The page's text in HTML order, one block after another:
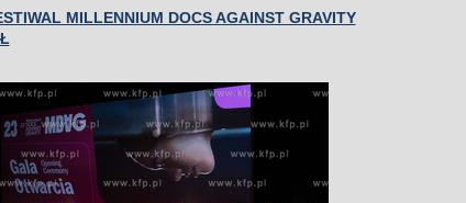
MILLENNIUM DOCS AGAINST GRAVITY